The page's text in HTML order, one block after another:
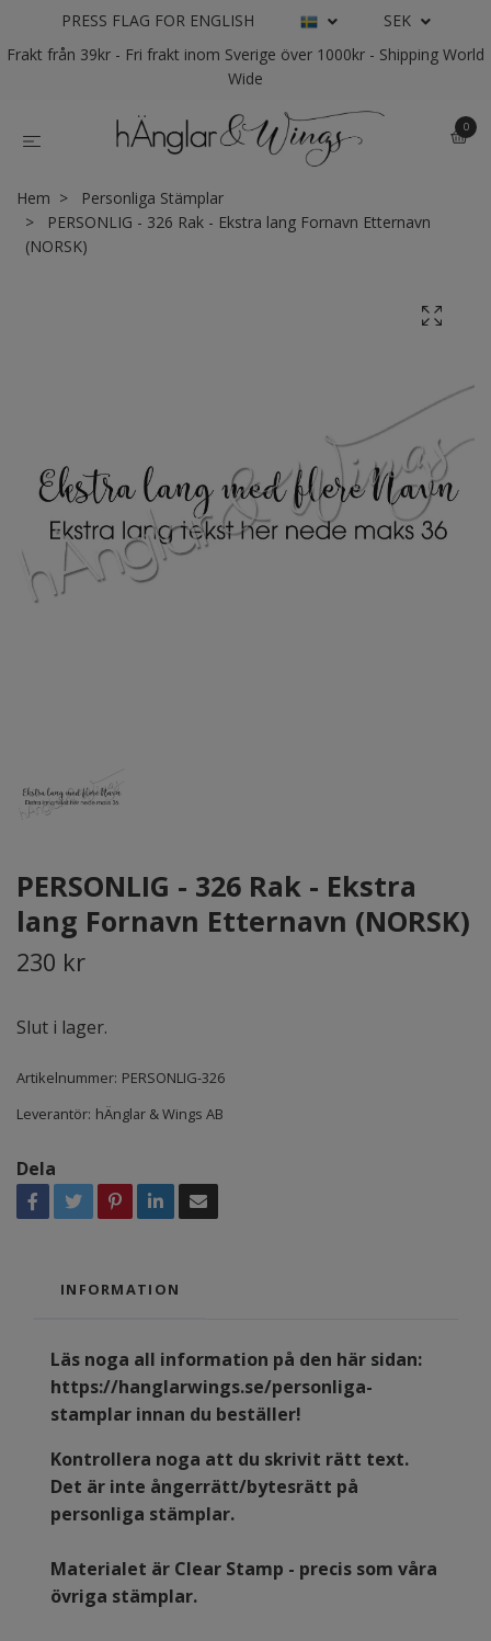
PRESS FLAG FOR ENGLISH
SEK
Frakt från 39kr - Fri frakt inom Sverige över 1000kr - Shipping World
Wide
0
Hem
Personliga Stämplar
PERSONLIG - 326 Rak - Ekstra lang Fornavn Etternavn
(NORSK)
PERSONLIG - 326 Rak - Ekstra
lang Fornavn Etternavn (NORSK)
230 kr
Slut i lager.
Artikelnummer: PERSONLIG-326
Leverantör: hÄnglar & Wings AB
Dela
INFORMATION
Läs noga all information på den här sidan:
https://hanglarwings.se/personliga-
stamplar innan du beställer!
Kontrollera noga att du skrivit rätt text.
Det är inte ångerrätt/bytesrätt på
personliga stämplar.
Materialet är Clear Stamp - precis som våra
övriga stämplar.